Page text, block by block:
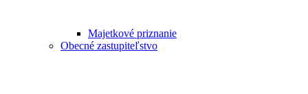
Majetkové priznanie
Obecné zastupiteľstvo